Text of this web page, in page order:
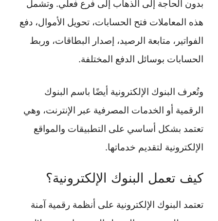
بدون الحاجة إلى الذهاب إلى فرع فعلي. وتشمل
هذه المعاملات فتح الحسابات، تحويل الأموال، دفع
الفواتير، متابعة الرصيد، إصدار البطاقات، وربط
الحسابات بوسائل الدفع المختلفة.
وتُعرف البنوك الإلكترونية أيضًا باسم البنوك
الرقمية أو الخدمات المصرفية عبر الإنترنت، وهي
تعتمد بشكل أساسي على التطبيقات والمواقع
الإلكترونية لتقديم خدماتها.
كيف تعمل البنوك الإلكترونية؟
تعتمد البنوك الإلكترونية على أنظمة رقمية آمنة